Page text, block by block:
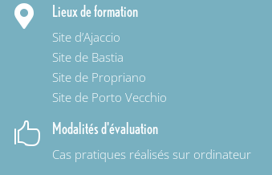
 Lieux de formation
Site d’Ajaccio
Site de Bastia
Site de Propriano
Site de Porto Vecchio
 Modalités d'évaluation
Cas pratiques réalisés sur ordinateur